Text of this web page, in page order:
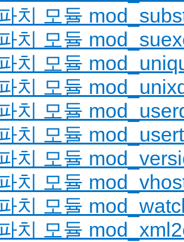
치 모듈
치 모듈
치 모듈
치 모듈
치 모듈
치 모듈
치 모듈
치 모듈
치 모듈
치 모듈